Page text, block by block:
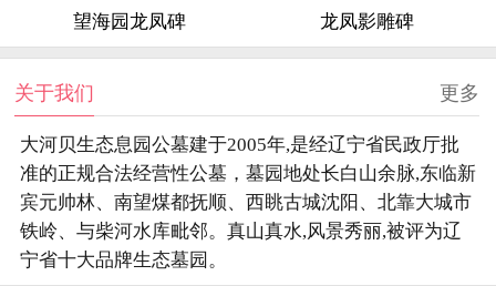
望海园龙凤碑 龙凤影雕碑
关于我们 更多
大河贝生态息园公墓建于2005年,是经辽宁省民政厅批
准的正规合法经营性公墓，墓园地处长白山余脉,东临新
宾元帅林、南望煤都抚顺、西眺古城沈阳、北靠大城市
铁岭、与柴河水库毗邻。真山真水,风景秀丽,被评为辽
宁省十大品牌生态墓园。